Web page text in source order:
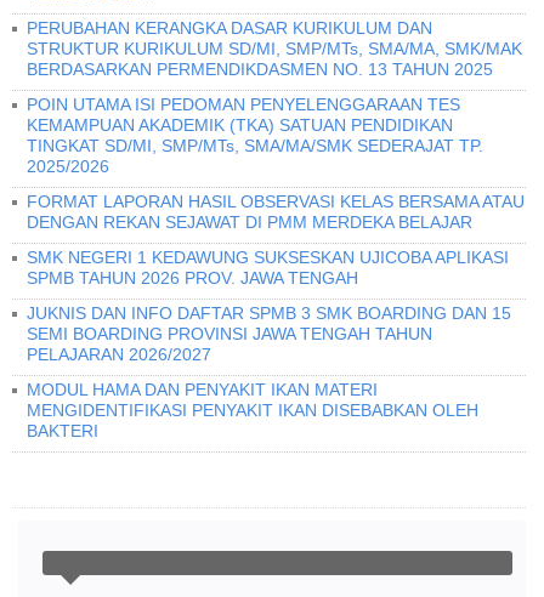
PERUBAHAN KERANGKA DASAR KURIKULUM DAN
STRUKTUR KURIKULUM SD/MI, SMP/MTs, SMA/MA, SMK/MAK
BERDASARKAN PERMENDIKDASMEN NO. 13 TAHUN 2025
POIN UTAMA ISI PEDOMAN PENYELENGGARAAN TES
KEMAMPUAN AKADEMIK (TKA) SATUAN PENDIDIKAN
TINGKAT SD/MI, SMP/MTs, SMA/MA/SMK SEDERAJAT TP.
2025/2026
FORMAT LAPORAN HASIL OBSERVASI KELAS BERSAMA ATAU
DENGAN REKAN SEJAWAT DI PMM MERDEKA BELAJAR
SMK NEGERI 1 KEDAWUNG SUKSESKAN UJICOBA APLIKASI
SPMB TAHUN 2026 PROV. JAWA TENGAH
JUKNIS DAN INFO DAFTAR SPMB 3 SMK BOARDING DAN 15
SEMI BOARDING PROVINSI JAWA TENGAH TAHUN
PELAJARAN 2026/2027
MODUL HAMA DAN PENYAKIT IKAN MATERI
MENGIDENTIFIKASI PENYAKIT IKAN DISEBABKAN OLEH
BAKTERI